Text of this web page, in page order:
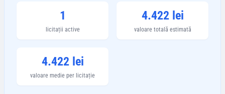
1
licitații active
4.422 lei
valoare totală estimată
4.422 lei
valoare medie per licitație